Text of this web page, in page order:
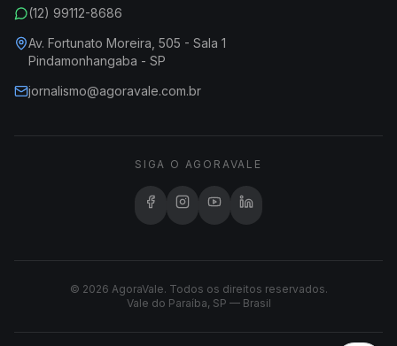
(12) 99112-8686
Av. Fortunato Moreira, 505 - Sala 1
Pindamonhangaba - SP
jornalismo@agoravale.com.br
SIGA O AGORAVALE
© 2026 AgoraVale. Todos os direitos reservados.
Vale do Paraíba, SP — Brasil